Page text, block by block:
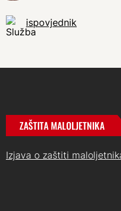
ispovjednik
ZAŠTITA MALOLJETNIKA
Izjava o zaštiti